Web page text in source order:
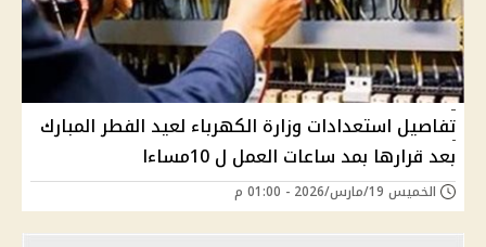
تفاصيل استعدادات وزارة الكهرباء لعيد الفطر المبارك
بعد قرارها بمد ساعات العمل ل 10مساءا
الخميس 19/مارس/2026 - 01:00 م